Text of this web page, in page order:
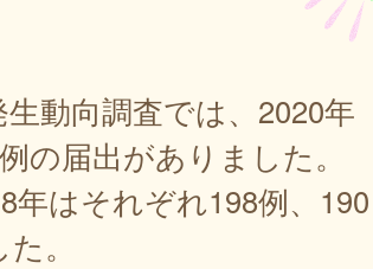
動向調査では、2020年
の届出がありました。
年はそれぞれ198例、190
。